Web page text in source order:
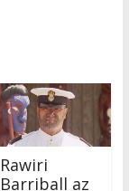
Rawiri
Barriball az